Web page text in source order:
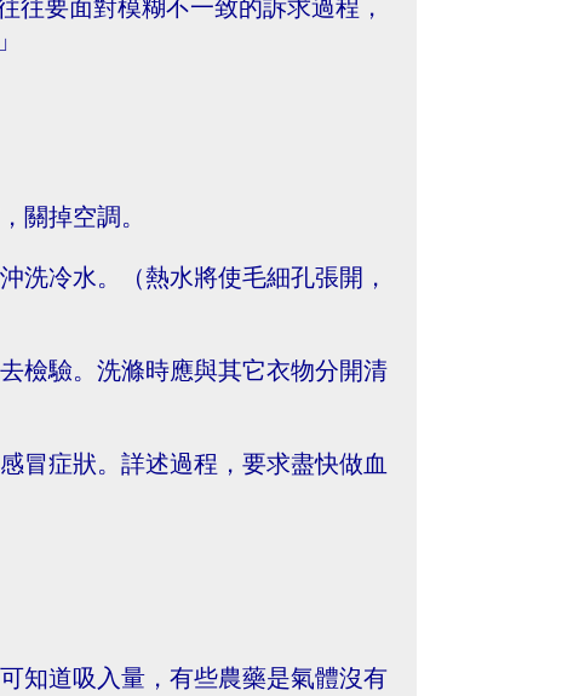
要面對模糊不一致的訴求過程，
關掉空調。
洗冷水。（熱水將使毛細孔張開，
檢驗。洗滌時應與其它衣物分開清
冒症狀。詳述過程，要求盡快做血
知道吸入量，有些農藥是氣體沒有